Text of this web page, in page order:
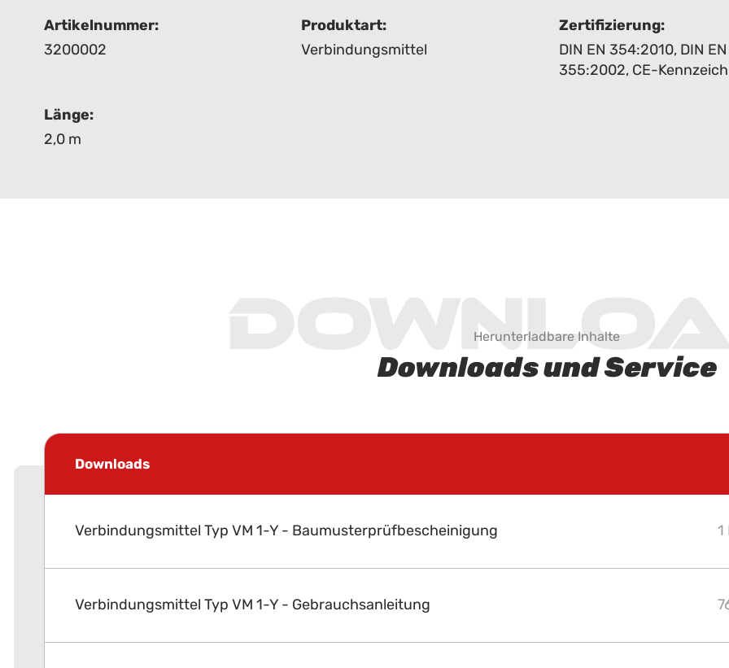
Artikelnummer:
3200002
Produktart:
Verbindungsmittel
Zertifizierung:
DIN EN 354:2010, DIN EN
355:2002, CE-
Länge:
2,0 m
Herunterladbare Inhalte
Downloads und Service
Downloads
Verbindungsmittel Typ VM 1-Y - Baumusterprüfbescheinigung 1
Verbindungsmittel Typ VM 1-Y - Gebrauchsanleitung